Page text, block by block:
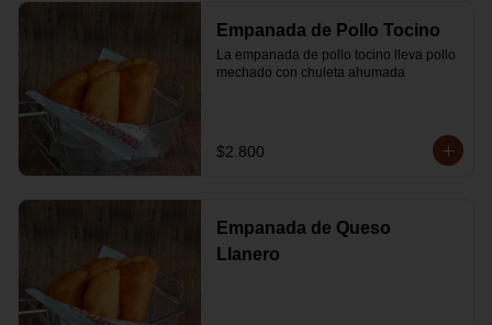
Empanada de Pollo Tocino
La empanada de pollo tocino lleva pollo
mechado con chuleta ahumada
$2.800
Empanada de Queso
Llanero